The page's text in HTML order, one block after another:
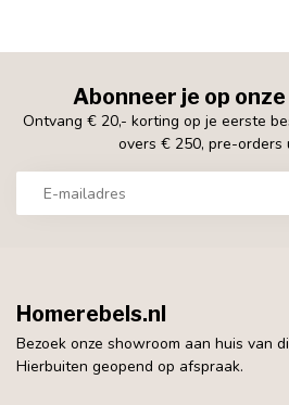
Abonneer je op
Ontvang € 20,- korting op je eerste
overs € 250, pre-orders
Homerebels.nl
Bezoek onze showroom aan huis van
Hierbuiten geopend op afspraak.